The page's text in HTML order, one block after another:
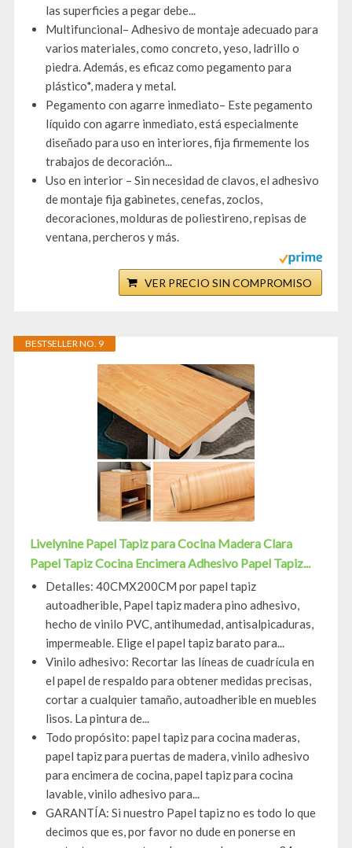
las superficies a pegar debe...
Multifuncional– Adhesivo de montaje adecuado para
varios materiales, como concreto, yeso, ladrillo o
piedra. Además, es eficaz como pegamento para
plástico*, madera y metal.
Pegamento con agarre inmediato– Este pegamento
líquido con agarre inmediato, está especialmente
diseñado para uso en interiores, fija firmemente los
trabajos de decoración...
Uso en interior – Sin necesidad de clavos, el adhesivo
de montaje fija gabinetes, cenefas, zoclos,
decoraciones, molduras de poliestireno, repisas de
ventana, percheros y más.
VER PRECIO SIN COMPROMISO
BESTSELLER NO. 9
Livelynine Papel Tapiz para Cocina Madera Clara
Papel Tapiz Cocina Encimera Adhesivo Papel Tapiz...
Detalles: 40CMX200CM por papel tapiz
autoadherible, Papel tapiz madera pino adhesivo,
hecho de vinilo PVC, antihumedad, antisalpicaduras,
impermeable. Elige el papel tapiz barato para...
Vinilo adhesivo: Recortar las líneas de cuadrícula en
el papel de respaldo para obtener medidas precisas,
cortar a cualquier tamaño, autoadherible en muebles
lisos. La pintura de...
Todo propósito: papel tapiz para cocina maderas,
papel tapiz para puertas de madera, vinilo adhesivo
para encimera de cocina, papel tapiz para cocina
lavable, vinilo adhesivo para...
GARANTÍA: Si nuestro Papel tapiz no es todo lo que
decimos que es, por favor no dude en ponerse en